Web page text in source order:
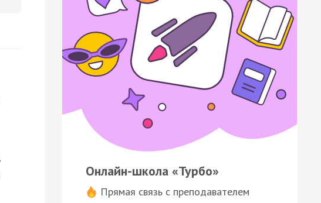
Онлайн-школа «Турбо»
Прямая связь с преподавателем